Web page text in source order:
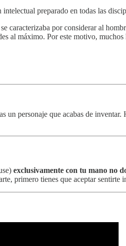
preparado en todas las
caracterizaba por considerar al
al máximo. Por este motivo,
personaje que acabas de
exclusivamente con tu mano no
primero tienes que aceptar sentirte